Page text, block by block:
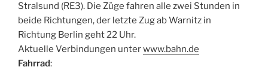
Stralsund (RE3). Die Züge fahren alle zwei Stunden in
beide Richtungen, der letzte Zug ab Warnitz in
Richtung Berlin geht 22 Uhr.
Aktuelle Verbindungen unterwww.bahn.de
Fahrrad: